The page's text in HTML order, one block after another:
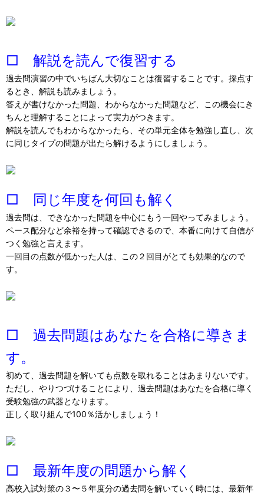
□ 解説を読んで復習する
過去問演習の中でいちばん大切なことは復習することです。採点す
るとき、解説も読みましょう。
答えが書けなかった問題、わからなかった問題など、この機会にき
ちんと理解することによって実力がつきます。
解説を読んでもわからなかったら、その単元全体を勉強し直し、次
に同じタイプの問題が出たら解けるようにしましょう。
□ 同じ年度を何回も解く
過去問は、できなかった問題を中心にもう一回やってみましょう。
ペース配分など余裕を持って確認できるので、本番に向けて自信が
つく勉強と言えます。
一回目の点数が低かった人は、この２回目がとても効果的なので
す。
□ 過去問題はあなたを合格に導きま
す。
初めて、過去問題を解いても点数を取れることはあまりないです。
ただし、やりつづけることにより、過去問題はあなたを合格に導く
受験勉強の武器となります。
正しく取り組んで100％活かしましょう！
□ 最新年度の問題から解く
高校入試対策の３〜５年度分の過去問を解いていく時には、最新年